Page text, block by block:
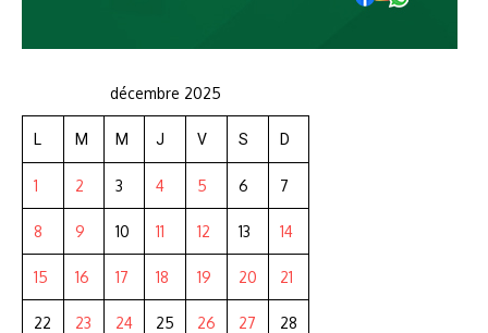
décembre 2025
L M M J V S D
1 2 3 4 5 6 7
8 9 10 11 12 13 14
15 16 17 18 19 20 21
22 23 24 25 26 27 28